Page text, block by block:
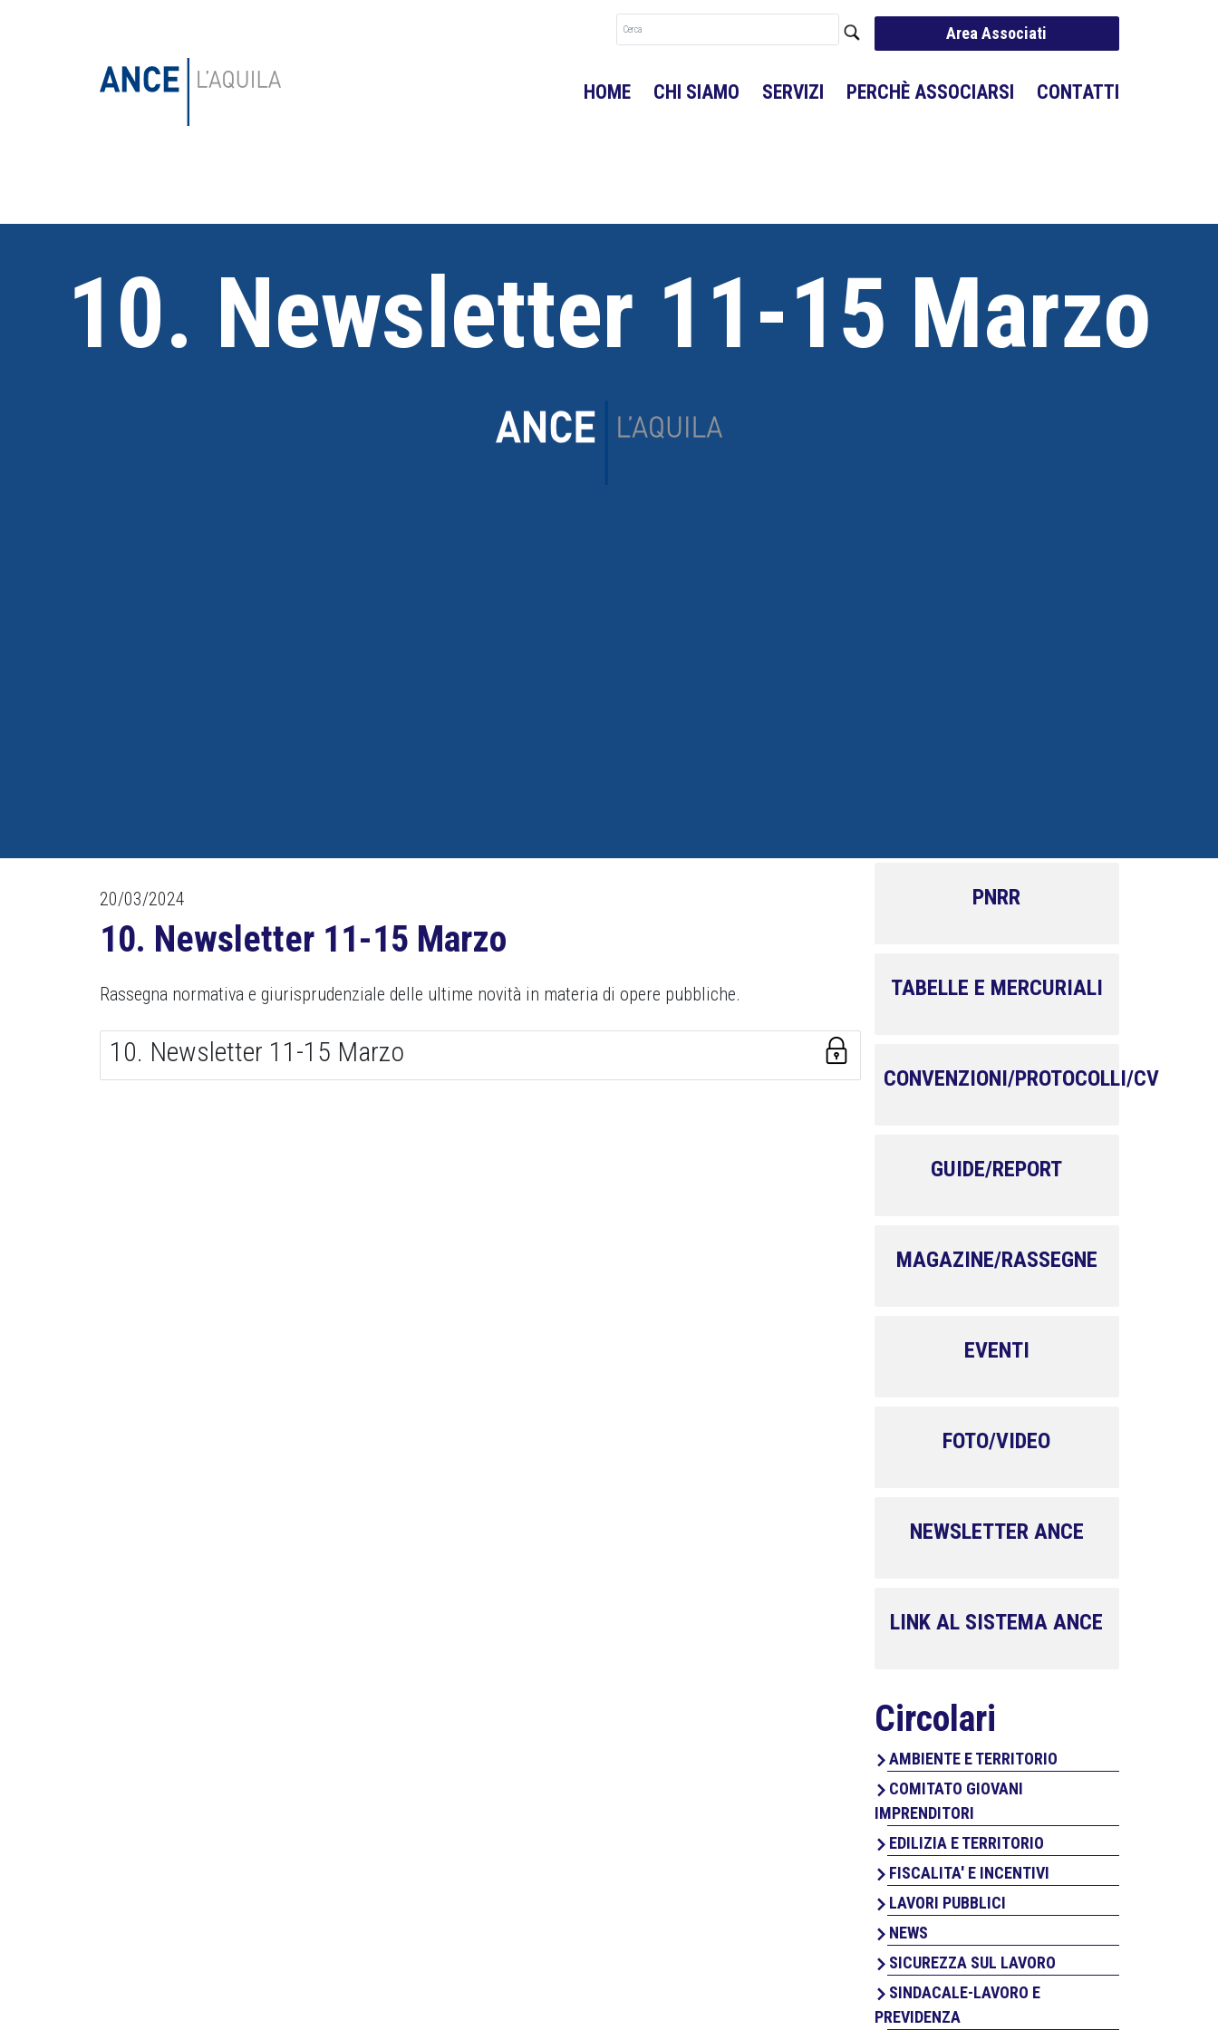
Area Associati
HOME CHI SIAMO SERVIZI PERCHÈ ASSOCIARSI CONTATTI
10. Newsletter 11-15 Marzo
20/03/2024
10. Newsletter 11-15 Marzo
Rassegna normativa e giurisprudenziale delle ultime novità in materia di opere pubbliche.
10. Newsletter 11-15 Marzo
PNRR
TABELLE E MERCURIALI
CONVENZIONI/PROTOCOLLI/CV
GUIDE/REPORT
MAGAZINE/RASSEGNE
EVENTI
FOTO/VIDEO
NEWSLETTER ANCE
LINK AL SISTEMA ANCE
Circolari
AMBIENTE E TERRITORIO
COMITATO GIOVANI
IMPRENDITORI
EDILIZIA E TERRITORIO
FISCALITA' E INCENTIVI
LAVORI PUBBLICI
NEWS
SICUREZZA SUL LAVORO
SINDACALE-LAVORO E
PREVIDENZA